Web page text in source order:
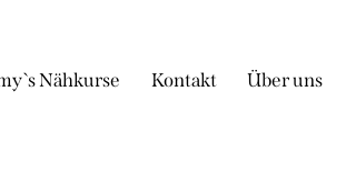
Nähkurse Kontakt Über uns